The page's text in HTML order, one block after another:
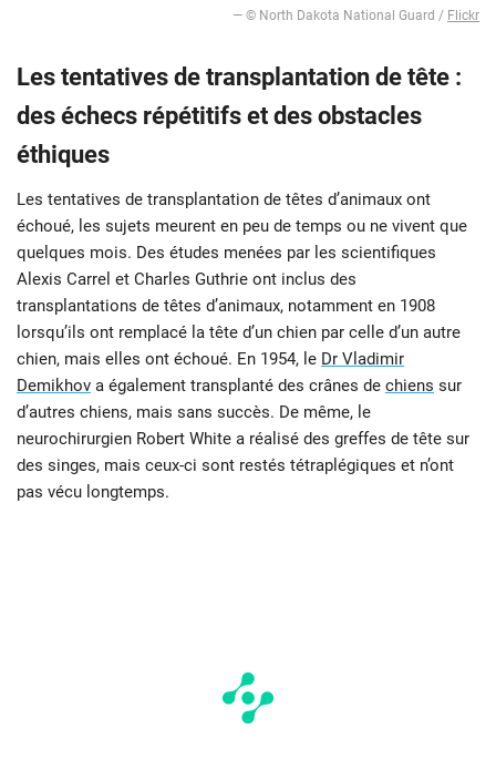
— © North Dakota National Guard / Flickr
Les tentatives de transplantation de tête :
des échecs répétitifs et des obstacles
éthiques
Les tentatives de transplantation de têtes d’animaux ont
échoué, les sujets meurent en peu de temps ou ne vivent que
quelques mois. Des études menées par les scientifiques
Alexis Carrel et Charles Guthrie ont inclus des
transplantations de têtes d’animaux, notamment en 1908
lorsqu’ils ont remplacé la tête d’un chien par celle d’un autre
chien, mais elles ont échoué. En 1954, le Dr Vladimir
Demikhov a également transplanté des crânes de chiens sur
d’autres chiens, mais sans succès. De même, le
neurochirurgien Robert White a réalisé des greffes de tête sur
des singes, mais ceux-ci sont restés tétraplégiques et n’ont
pas vécu longtemps.